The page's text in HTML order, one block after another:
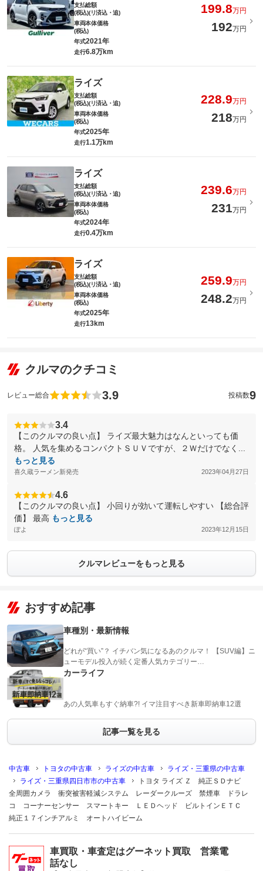
支払総額
(税込)(リ済込・追)
199.8万円
車両本体価格
(税込)
192万円
年式2021年
走行6.8万km
ライズ
支払総額
(税込)(リ済込・追)
228.9万円
車両本体価格
(税込)
218万円
年式2025年
走行1.1万km
ライズ
支払総額
(税込)(リ済込・追)
239.6万円
車両本体価格
(税込)
231万円
年式2024年
走行0.4万km
ライズ
支払総額
(税込)(リ済込・追)
259.9万円
車両本体価格
(税込)
248.2万円
年式2025年
走行13km
クルマのクチコミ
レビュー総合 3.9 投稿数9
3.4
【このクルマの良い点】 ライズ最大魅力はなんといっても価
格。 人気を集めるコンパクトＳＵＶですが、２Ｗだけでなく...
もっと見る
喜久蔵ラーメン新発売 2023年04月27日
4.6
【このクルマの良い点】 小回りが効いて運転しやすい 【総合評
価】 最高 もっと見る
ぽよ 2023年12月15日
クルマレビューをもっと見る
おすすめ記事
車種別・最新情報
どれが“買い”？ イチバン気になるあのクルマ！ 【SUV編】ニ
ューモデル投入が続く定番人気カテゴリー…
カーライフ
あの人気車もすぐ納車?! イマ注目すべき新車即納車12選
記事一覧を見る
中古車 トヨタの中古車 ライズの中古車
ライズ・三重県の中古車
ライズ・三重県四日市市の中古車
トヨタ ライズ Ｚ 純正ＳＤナビ
全周囲カメラ 衝突被害軽減システム レーダークルーズ 禁煙車 ドラレ
コ コーナーセンサー スマートキー ＬＥＤヘッド ビルトインＥＴＣ
純正１７インチアルミ オートハイビーム
車買取・車査定はグーネット買取 営業電
話なし